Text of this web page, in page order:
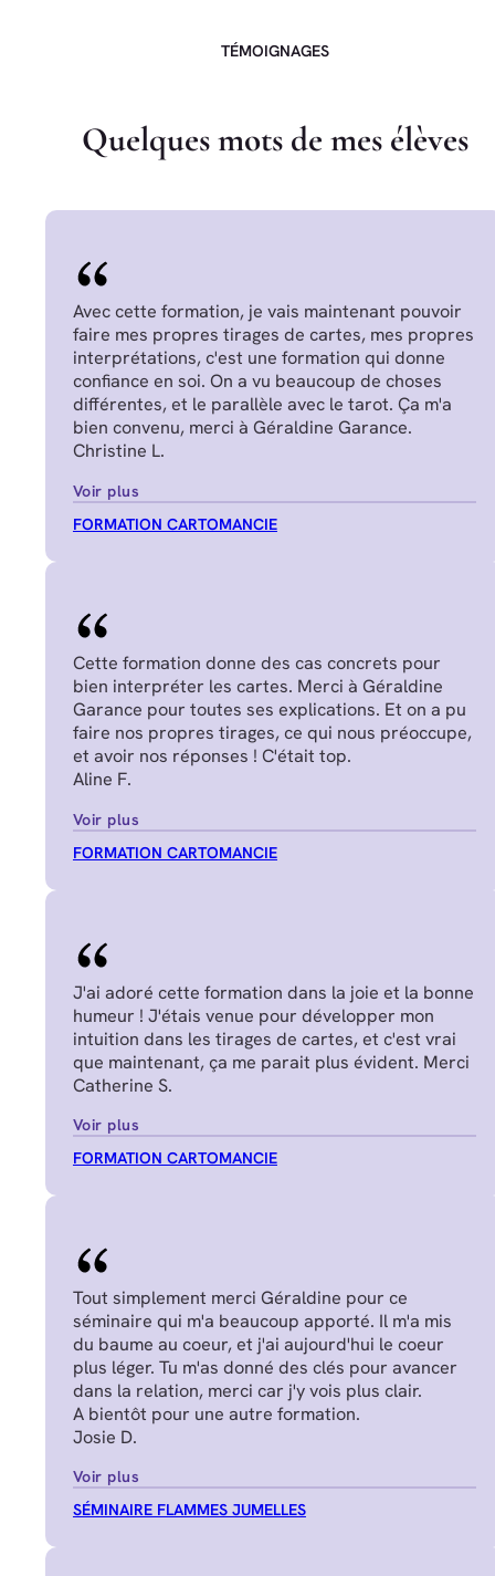
TÉMOIGNAGES
Quelquesmots de mes élèves
Avec cette formation, je vais maintenant pouvoir
faire mes propres tirages de cartes, mes propres
interprétations, c'est une formation qui donne
confiance en soi. On a vu beaucoup de choses
différentes, et le parallèle avec le tarot. Ça m'a
bien convenu, merci à Géraldine Garance.
Christine L.
Voir plus
FORMATION CARTOMANCIE
Cette formation donne des cas concrets pour
bien interpréter les cartes. Merci à Géraldine
Garance pour toutes ses explications. Et on a pu
faire nos propres tirages, ce qui nous préoccupe,
et avoir nos réponses ! C'était top.
Aline F.
Voir plus
FORMATION CARTOMANCIE
J'ai adoré cette formation dans la joie et la bonne
humeur ! J'étais venue pour développer mon
intuition dans les tirages de cartes, et c'est vrai
que maintenant, ça me parait plus évident. Merci
Catherine S.
Voir plus
FORMATION CARTOMANCIE
Tout simplement merci Géraldine pour ce
séminaire qui m'a beaucoup apporté. Il m'a mis
du baume au coeur, et j'ai aujourd'hui le coeur
plus léger. Tu m'as donné des clés pour avancer
dans la relation, merci car j'y vois plus clair.
A bientôt pour une autre formation.
Josie D.
Voir plus
SÉMINAIRE FLAMMES JUMELLES